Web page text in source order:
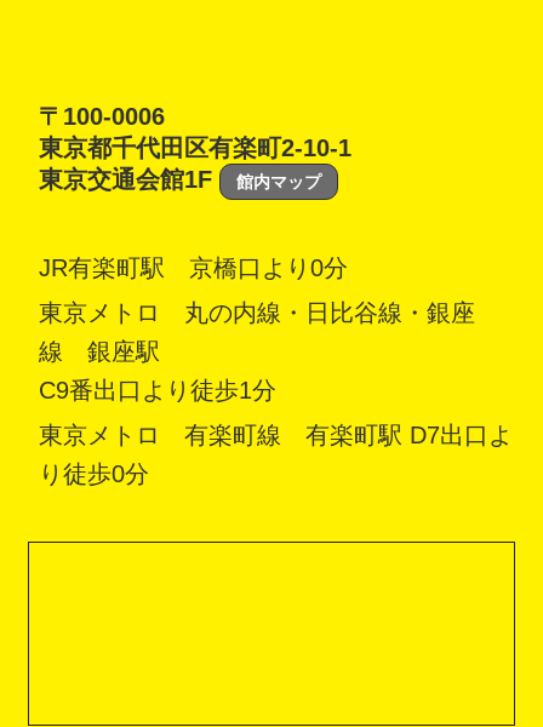
〒100-0006
東京都千代田区有楽町2-10-1
東京交通会館1F
館内マップ
JR有楽町駅 京橋口より0分
東京メトロ 丸の内線・日比谷線・銀座
線 銀座駅
C9番出口より徒歩1分
東京メトロ 有楽町線 有楽町駅 D7出口よ
り徒歩0分